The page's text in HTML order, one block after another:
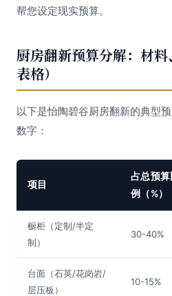
帮您设定现实预算。
厨房翻新预算分解：材
表格）
以下是怡陶碧谷厨房翻新的典型
数字：
项目
占总预算
例（%）
橱柜（定制/半定
制）
30-40%
台面（石英/花岗岩/
层压板）
10-15%